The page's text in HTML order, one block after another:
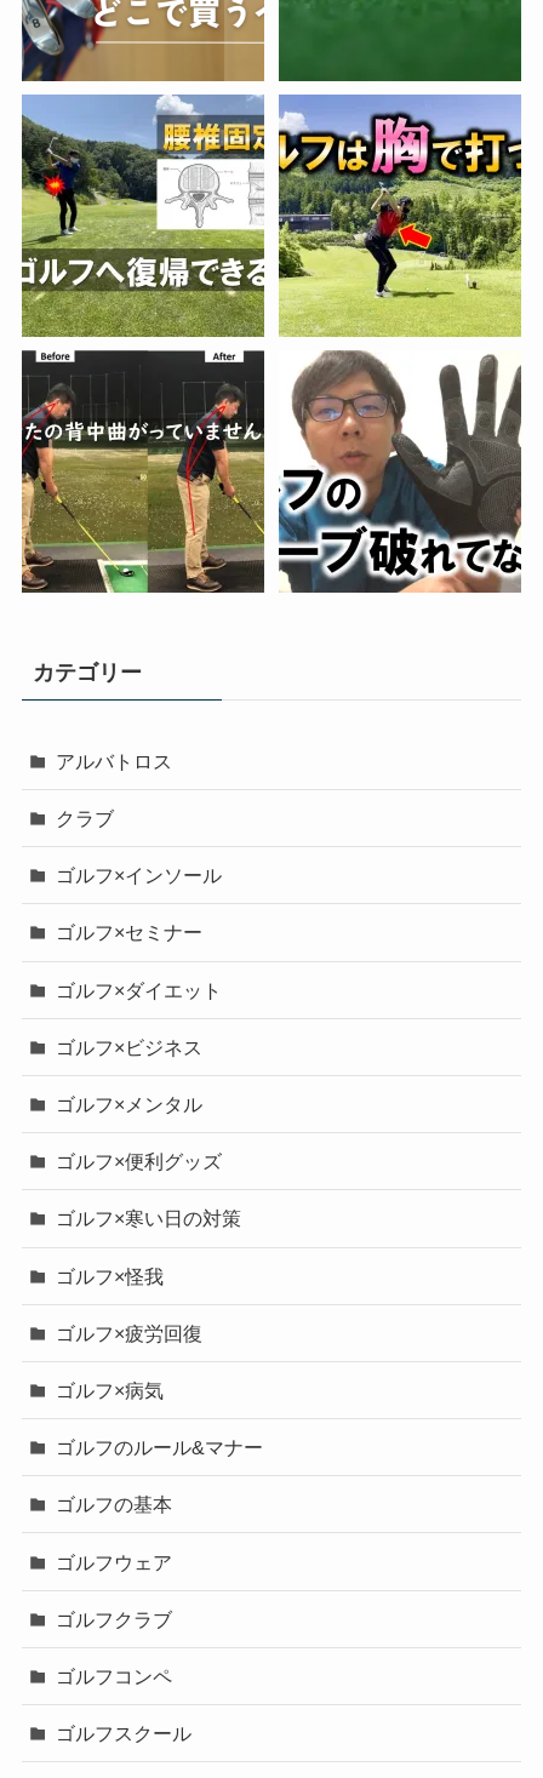
カテゴリー
アルバトロス
クラブ
ゴルフ×インソール
ゴルフ×セミナー
ゴルフ×ダイエット
ゴルフ×ビジネス
ゴルフ×メンタル
ゴルフ×便利グッズ
ゴルフ×寒い日の対策
ゴルフ×怪我
ゴルフ×疲労回復
ゴルフ×病気
ゴルフのルール&マナー
ゴルフの基本
ゴルフウェア
ゴルフクラブ
ゴルフコンペ
ゴルフスクール